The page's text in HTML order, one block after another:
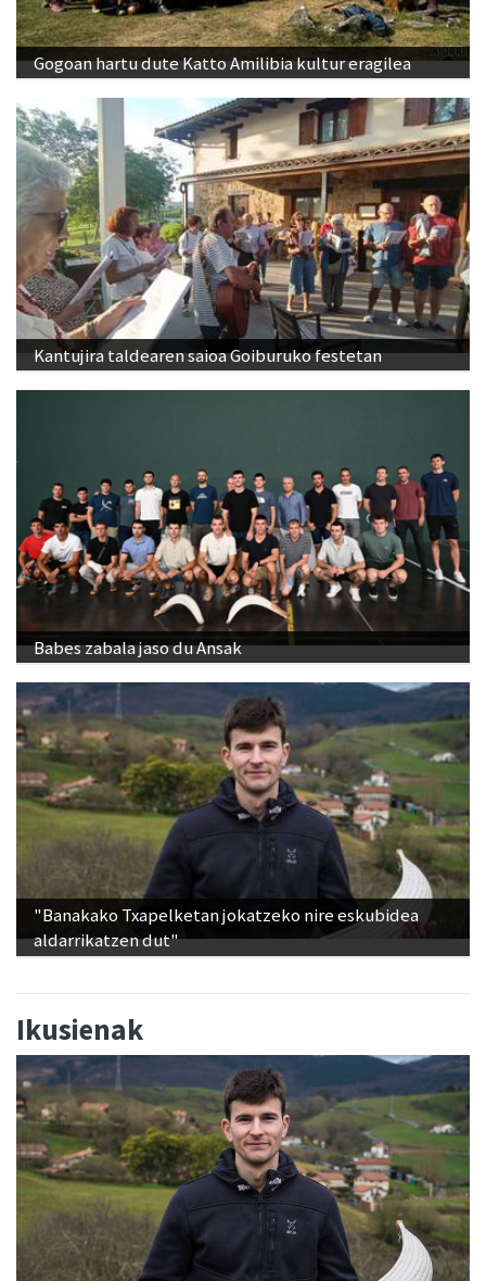
Gogoan hartu dute Katto Amilibia kultur eragilea
Kantujira taldearen saioa Goiburuko festetan
Babes zabala jaso du Ansak
"Banakako Txapelketan jokatzeko nire eskubidea
aldarrikatzen dut"
Ikusienak